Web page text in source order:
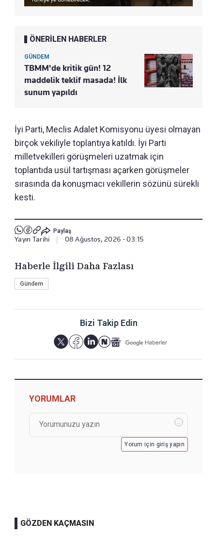
ÖNERİLEN HABERLER
GÜNDEM
TBMM'de kritik gün! 12
maddelik teklif masada! İlk
sunum yapıldı
İyi Parti, Meclis Adalet Komisyonu üyesi olmayan
birçok vekiliyle toplantıya katıldı. İyi Parti
milletvekilleri görüşmeleri uzatmak için
toplantıda usül tartışması açarken görüşmeler
sırasında da konuşmacı vekillerin sözünü sürekli
kesti.
Paylaş
Yayın Tarihi 08 Ağustos, 2026 - 03:15
Haberle İlgili Daha Fazlası
Gündem
Bizi Takip Edin
YORUMLAR
Yorum için giriş yapın
GÖZDEN KAÇMASIN